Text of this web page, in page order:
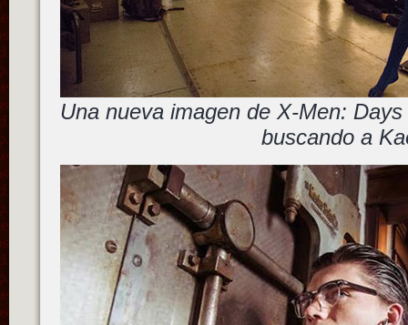
Una nueva imagen de X-Men:
buscando a